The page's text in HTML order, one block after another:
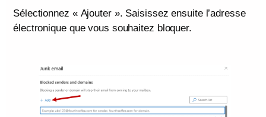
Sélectionnez « Ajouter ». Saisissez ensuite l’adresse
électronique que vous souhaitez bloquer.